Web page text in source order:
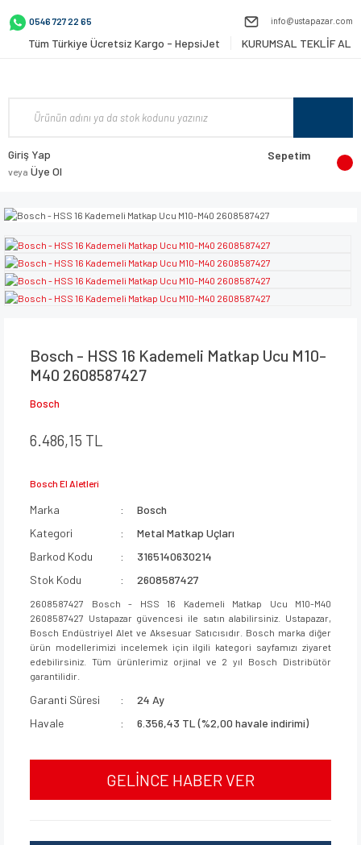
0546 727 22 65 info@ustapazar.com
Tüm Türkiye Ücretsiz Kargo - HepsiJet KURUMSAL TEKLİF AL
Giriş Yap
veya Üye Ol
Sepetim
Bosch - HSS 16 Kademeli Matkap Ucu M10-
M40 2608587427
Bosch
6.486,15 TL
Bosch El Aletleri
Marka
Bosch
Kategori
Metal Matkap Uçları
Barkod Kodu
3165140630214
Stok Kodu
2608587427
2608587427 Bosch - HSS 16 Kademeli Matkap Ucu M10-M40
2608587427 Ustapazar güvencesi ile satın alabilirsiniz. Ustapazar,
Bosch Endüstriyel Alet ve Aksesuar Satıcısıdır. Bosch marka diğer
ürün modellerimizi incelemek için ilgili kategori sayfamızı ziyaret
edebilirsiniz. Tüm ürünlerimiz orjinal ve 2 yıl Bosch Distribütör
garantilidir.
Garanti Süresi
24 Ay
Havale
6.356,43 TL (%2,00 havale indirimi)
GELİNCE HABER VER